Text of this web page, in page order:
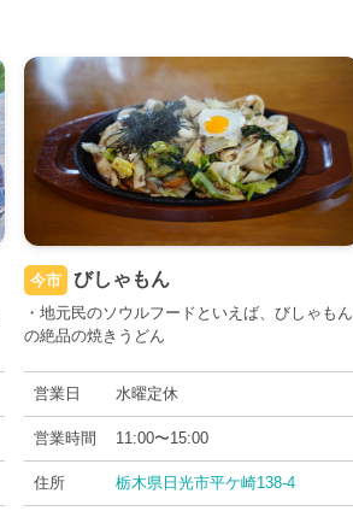
今市 びしゃもん
・地元民のソウルフードといえば、びしゃもん
の絶品の焼きうどん
営業日 水曜定休
営業時間 11:00〜15:00
住所 栃木県日光市平ケ崎138-4